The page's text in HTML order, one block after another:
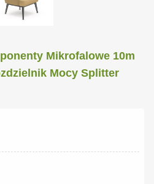
Mikrofalowe 10m
Mocy Splitter